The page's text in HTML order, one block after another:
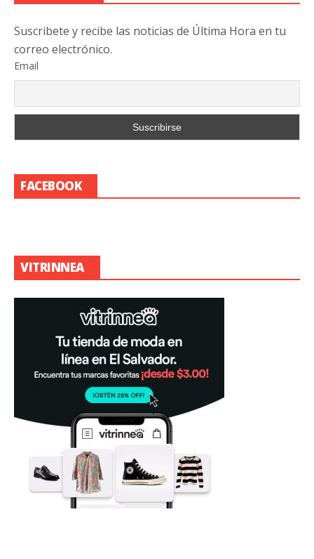
Suscribete y recibe las noticias de Última Hora en tu
correo electrónico.
Email
FACEBOOK
VITRINNEA